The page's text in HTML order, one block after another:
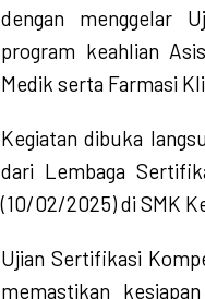
dengan menggelar
program keahlian
Medik serta Farmasi
Kegiatan dibuka
dari Lembaga
(10/02/2025) di SMK
Ujian Sertifikasi
memastikan